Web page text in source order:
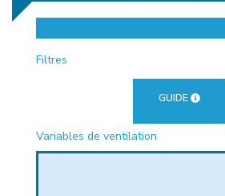
Filtres
GUIDE
Variables de ventilation